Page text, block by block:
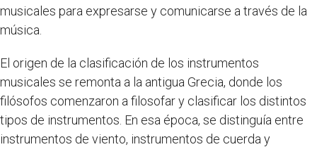
musicales para expresarse y comunicarse a través de la
música.
El origen de la clasificación de los instrumentos
musicales se remonta a la antigua Grecia, donde los
filósofos comenzaron a filosofar y clasificar los distintos
tipos de instrumentos. En esa época, se distinguía entre
instrumentos de viento, instrumentos de cuerda y